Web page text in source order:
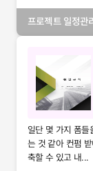
프로젝트 일정관
일단 몇 가지 폼들
는 것 같아 컨펌
축할 수 있고 내...